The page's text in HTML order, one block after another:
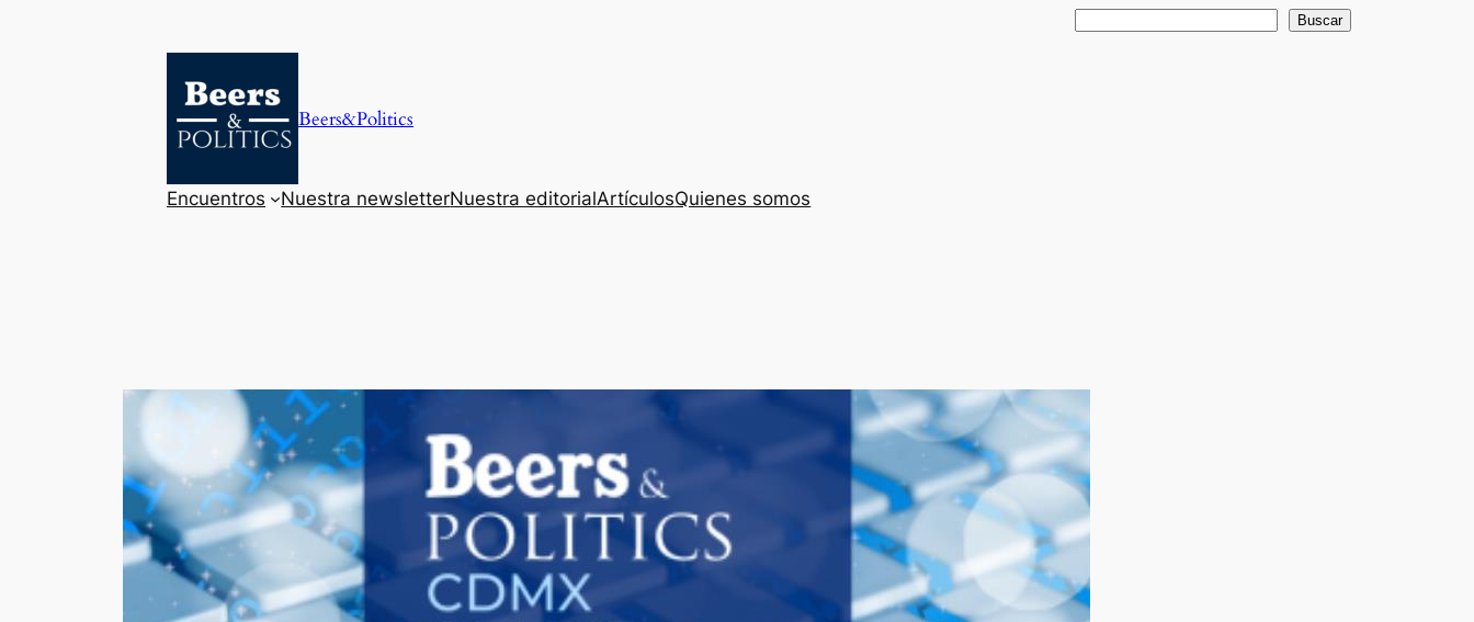
Buscar
Beers&Politics
Encuentros Nuestra newsletterNuestra editorialArtículosQuienes somos